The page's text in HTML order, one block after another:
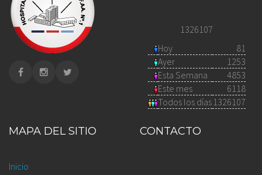
1326107
Hoy
81
Ayer
1253
Esta Semana
4853
Este mes
6118
Todos los días 1326107
MAPA DEL SITIO
Inicio
CONTACTO